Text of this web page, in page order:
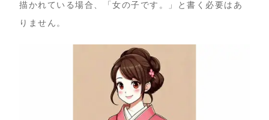
描かれている場合、「女の子です。」と書く必要はあ
りません。